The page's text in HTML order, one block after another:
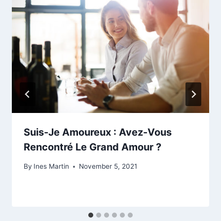
Suis-Je Amoureux : Avez-Vous
Rencontré Le Grand Amour ?
By Ines Martin November 5, 2021